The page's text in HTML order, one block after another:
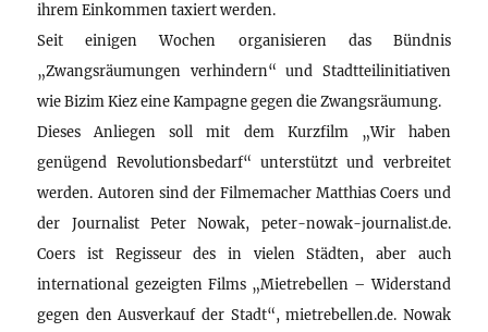
ihrem Einkommen taxiert werden.
Seit einigen Wochen organisieren das Bündnis
„Zwangsräumungen verhindern“ und Stadtteilinitiativen
wie Bizim Kiez eine Kampagne gegen die Zwangsräumung.
Dieses Anliegen soll mit dem Kurzfilm „Wir haben
genügend Revolutionsbedarf“ unterstützt und verbreitet
werden. Autoren sind der Filmemacher Matthias Coers und
der Journalist Peter Nowak, peter-nowak-journalist.de.
Coers ist Regisseur des in vielen Städten, aber auch
international gezeigten Films „Mietrebellen – Widerstand
gegen den Ausverkauf der Stadt“, mietrebellen.de. Nowak